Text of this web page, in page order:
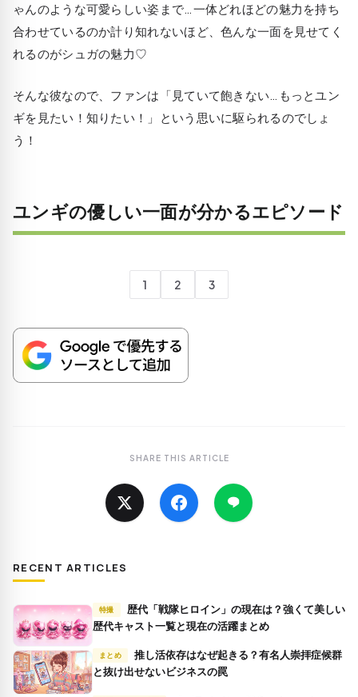
ゃんのような可愛らしい姿まで…一体どれほどの魅力を持ち
合わせているのか計り知れないほど、色んな一面を見せてく
れるのがシュガの魅力♡
そんな彼なので、ファンは「見ていて飽きない…もっとユン
ギを見たい！知りたい！」という思いに駆られるのでしょ
う！
ユンギの優しい一面が分かるエピソード
1 2 3
SHARE THIS ARTICLE
RECENT ARTICLES
特撮
歴代キャスト一覧と現在の活躍まとめ
まとめ
推し活依存はなぜ起きる？有名人崇拝症候群
と抜け出せないビジネスの罠